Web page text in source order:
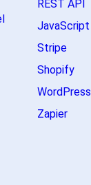
REST API
JavaScript
Stripe
Shopify
WordPress
Zapier